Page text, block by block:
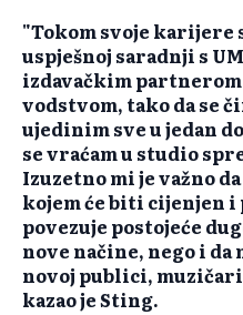
"Tokom svoje karijere
uspješnoj saradnji s
izdavačkim
vodstvom, tako da se
ujedinim sve u jedan
se vraćam u studio
Izuzetno mi je važno
kojem će biti cijenjen i
povezuje postojeće
nove načine, nego i da
novoj publici,
kazao je Sting.